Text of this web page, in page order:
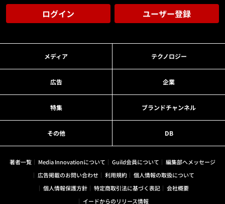
ログイン ユーザー登録
メディア テクノロジー
広告 企業
特集 ブランドチャンネル
その他 DB
著者一覧 Media Innovationについて Guild会員について
編集部へメッセージ
広告掲載のお問い合わせ
利用規約
個人情報の取扱について
個人情報保護方針
特定商取引法に基づく表記
会社概要
イードからのリリース情報